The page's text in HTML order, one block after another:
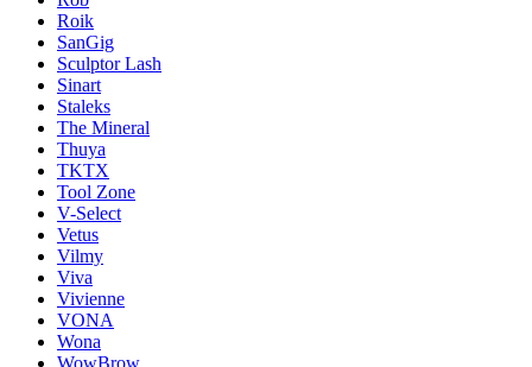
Roik
SanGig
Sculptor Lash
Sinart
Staleks
The Mineral
Thuya
TKTX
Tool Zone
V-Select
Vetus
Vilmy
Viva
Vivienne
VONA
Wona
WowBrow